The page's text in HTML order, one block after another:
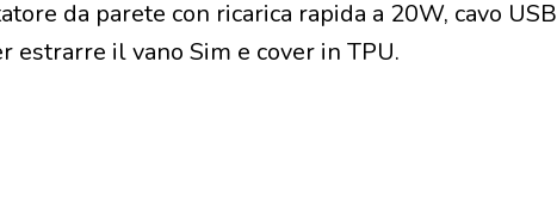
da parete con ricarica rapida a 20W, cavo USB
estrarre il vano Sim e cover in TPU.